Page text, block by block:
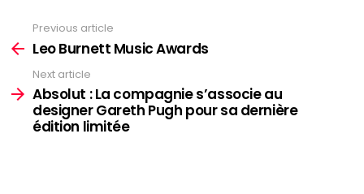
more
Previous article
Leo Burnett Music Awards
Next article
Absolut : La compagnie s’associe au
designer Gareth Pugh pour sa dernière
édition limitée